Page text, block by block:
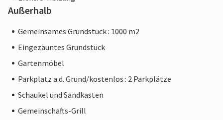
Außerhalb
Gemeinsames Grundstück : 1000 m2
Eingezäuntes Grundstück
Gartenmöbel
Parkplatz a.d. Grund/kostenlos : 2 Parkplätze
Schaukel und Sandkasten
Gemeinschafts-Grill